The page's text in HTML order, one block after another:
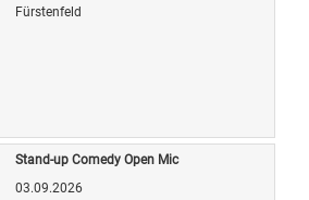
Fürstenfeld
Stand-up Comedy Open Mic
03.09.2026